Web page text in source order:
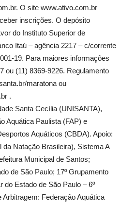
O site www.ativo.com.br
inscrições. O depósito
do Instituto Superior de
Itaú – agência 2217 – c/corrente
19. Para maiores informações
ou (11) 8369-9226. Regulamento
maratona ou
.
Santa Cecília (UNISANTA),
Aquática Paulista (FAP) e
Aquáticos (CBDA). Apoio:
Natação Brasileira), Sistema A
Municipal de Santos;
de São Paulo; 17º Grupamento
do Estado de São Paulo – 6º
Federação Aquática